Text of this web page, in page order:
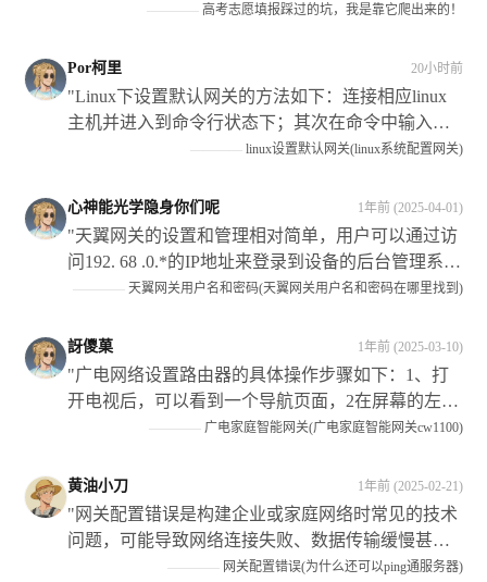
生和家长关注的焦点，本文探讨了如何使用人工智
处和挑战等方面内容进行了阐述和讨论；同时结合
个人经历及专家建议给出了相应策略和建议以供参
考！"
————高考志愿填报踩过的坑，我是靠它爬出来的！
Por柯里 20小时前
"Linux下设置默认网关的方法如下：连接相应linux
主机并进入到命令行状态下；其次在命令中输入
routeadddefaultgw192.068.*.*,代表具体的IP地址，这
现访问该网络的功能"
————linux设置默认网关(linux系统配置网关)
心神能光学隐身你们呢 1年前 (2025-04-01)
"天翼网关的设置和管理相对简单，用户可以通过访
问192. 68 .0.*的IP地址来登录到设备的后台管理系
统，在系统中可以完成包括设置WIFI名称和密码、
**需要注意的是**：在进行任何更改之前请确保您
已经备份了所有重要的数据和信息以防止可能的损
失或损坏发生"
————天翼网关用户名和密码(天翼网关用户名和密码在哪里找到)
訝儍菓 1年前 (2025-03-10)
"广电网络设置路由器的具体操作步骤如下：1、打
开电视后，可以看到一个导航页面，2在屏幕的左下
方有”设“这个选项了移动光标选中它打3进入系统设
5如果需要输入宽带账号和密码请按照提示进行6如
果不需要账号密码直接连接以太网接口即可7路由器
会自动获取IP地址并开始工作"
————广电家庭智能网关(广电家庭智能网关cw1100)
黄油小刀 1年前 (2025-02-21)
"网关配置错误是构建企业或家庭网络时常见的技术
问题，可能导致网络连接失败、数据传输缓慢甚至
安全隐患，本文深入探讨了其成因和影响策略解决
————网关配置错误(为什么还可以ping通服务器)